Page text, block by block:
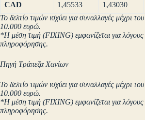
CAD 1,45533 1,43030
Το δελτίο τιμών ισχύει για συναλλαγές μέχρι
10.000 ευρώ.
*Η μέση τιμή (FIXING) εμφανίζεται για λόγους
πληροφόρησης.
Πηγή Τράπεζα Χανίων
Το δελτίο τιμών ισχύει για συναλλαγές μέχρι
10.000 ευρώ.
*Η μέση τιμή (FIXING) εμφανίζεται για λόγους
πληροφόρησης.